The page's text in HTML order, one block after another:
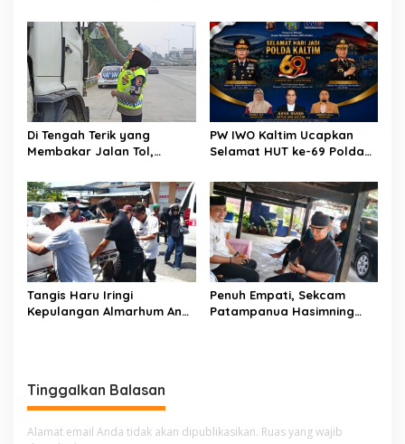
Merbau Dibekuk
Keselamatan, Satu
Kelalaian Bisa Berujung
Maut
Di Tengah Terik yang
Membakar Jalan Tol,
Kompol Dharmawati
Sejukkan Hati Para Sopir
Truk
PW IWO Kaltim Ucapkan
Selamat HUT ke-69 Polda
Sinergi Polisi dan Media
Tangis Haru Iringi
Kepulangan Almarhum Andi
Rumah Duka
Penuh Empati, Sekcam
Patampanua Hasimning
Tinggalkan Balasan
Alamat email Anda tidak akan dipublikasikan. Ruas yang wajib